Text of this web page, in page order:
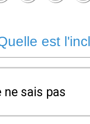
est
ne sais pas